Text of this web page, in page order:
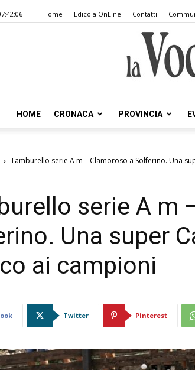
Home Edicola OnLine Contatti
HOME CRONACA PROVINCIA
Tamburello serie A m – Clamoroso a Solferino. Una
serie A m
Una super
ai campioni
Twitter Pinterest